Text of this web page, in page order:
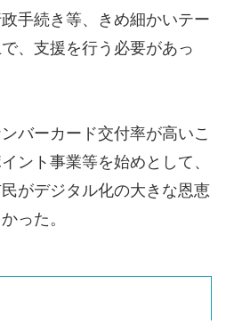
手続き等、きめ細かいテー
、支援を行う必要があっ
バーカード交付率が高いこ
ント事業等を始めとして、
がデジタル化の大きな恩恵
った。